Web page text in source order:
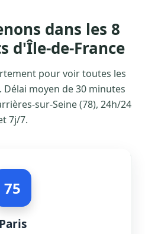
dans les 8
d'Île-de-France
pour voir toutes les
moyen de 30 minutes
sur-Seine (78), 24h/24
7j/7.
75
Paris